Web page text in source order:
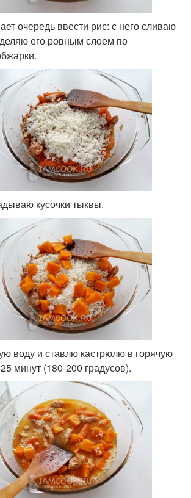
очередь ввести рис: с него сливаю
его ровным слоем по
кусочки тыквы.
воду и ставлю кастрюлю в горячую
минут (180-200 градусов).